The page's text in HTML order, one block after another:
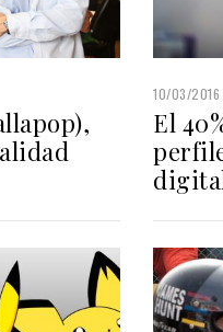
10/03/2016
El